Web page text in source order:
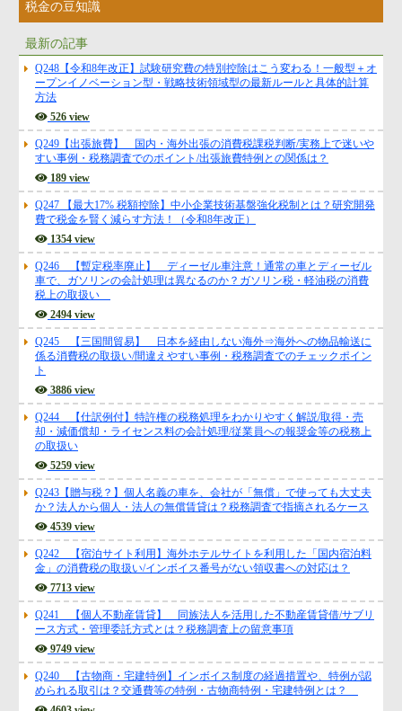
税金の豆知識
最新の記事
Q248【令和8年改正】試験研究費の特別控除はこう変わる！一般型＋オ
ープンイノベーション型・戦略技術領域型の最新ルールと具体的計算
方法
526 view
Q249【出張旅費】 国内・海外出張の消費税課税判断/実務上で迷いや
すい事例・税務調査でのポイント/出張旅費特例との関係は？
189 view
Q247 【最大17% 税額控除】中小企業技術基盤強化税制とは？研究開発
費で税金を賢く減らす方法！（令和8年改正）
1354 view
Q246 【暫定税率廃止】 ディーゼル車注意！通常の車とディーゼル
車で、ガソリンの会計処理は異なるのか？ガソリン税・軽油税の消費
税上の取扱い
2494 view
Q245 【三国間貿易】 日本を経由しない海外⇒海外への物品輸送に
係る消費税の取扱い/間違えやすい事例・税務調査でのチェックポイン
ト
3886 view
Q244 【仕訳例付】特許権の税務処理をわかりやすく解説/取得・売
却・減価償却・ライセンス料の会計処理/従業員への報奨金等の税務上
の取扱い
5259 view
Q243【贈与税？】個人名義の車を、会社が「無償」で使っても大丈夫
か？法人から個人・法人の無償賃貸は？税務調査で指摘されるケース
4539 view
Q242 【宿泊サイト利用】海外ホテルサイトを利用した「国内宿泊料
金」の消費税の取扱い/インボイス番号がない領収書への対応は？
7713 view
Q241 【個人不動産賃貸】 同族法人を活用した不動産賃貸借/サブリ
ース方式・管理委託方式とは？税務調査上の留意事項
9749 view
Q240 【古物商・宅建特例】インボイス制度の経過措置や、特例が認
められる取引は？交通費等の特例・古物商特例・宅建特例とは？